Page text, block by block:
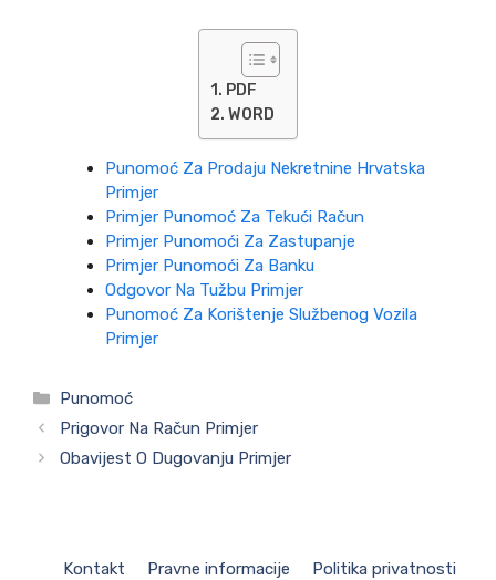
PDF
WORD
Punomoć Za Prodaju Nekretnine Hrvatska
Primjer
Primjer Punomoć Za Tekući Račun
Primjer Punomoći Za Zastupanje
Primjer Punomoći Za Banku
Odgovor Na Tužbu Primjer
Punomoć Za Korištenje Službenog Vozila
Primjer
Kategorije
Punomoć
Prigovor Na Račun Primjer
Obavijest O Dugovanju Primjer
Kontakt Pravne informacije
Politika privatnosti